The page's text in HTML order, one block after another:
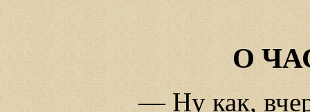
О
— Ну как,